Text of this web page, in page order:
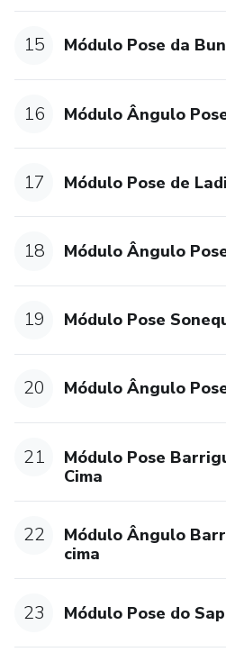
15 Módulo Pose da
16 Módulo Ângulo
17 Módulo Pose de
18 Módulo Ângulo
19 Módulo Pose
20 Módulo Ângulo
21
Módulo Pose
Cima
22
Módulo Ângulo
cima
23 Módulo Pose do